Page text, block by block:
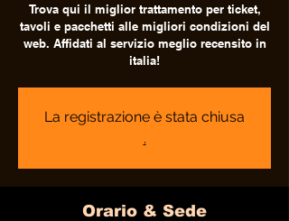
Trova qui il miglior trattamento per ticket,
tavoli e pacchetti alle migliori condizioni del
web. Affidati al servizio meglio recensito in
italia!
La registrazione è stata chiusa
.
Orario & Sede